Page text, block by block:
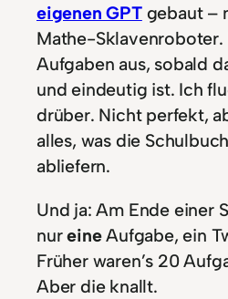
eigenen GPT gebaut –
Mathe-
Aufgaben aus, sobald
und eindeutig ist. Ich
drüber. Nicht perfekt,
alles, was die
abliefern.
Und ja: Am Ende einer
nureineAufgabe, ein
Früher waren’s 20
Aber die knallt.